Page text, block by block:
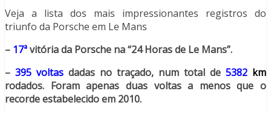
Veja a lista dos mais impressionantes registros do
triunfo da Porsche em Le Mans
– 17ªvitória da Porsche na “24 Horas de Le Mans”.
– 395 voltas dadas no traçado, num total de 5382 km
rodados. Foram apenas duas voltas a menos que o
recorde estabelecido em 2010.